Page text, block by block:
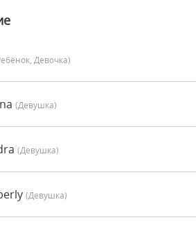
Девочка)
(девушка)
(девушка)
(девушка)